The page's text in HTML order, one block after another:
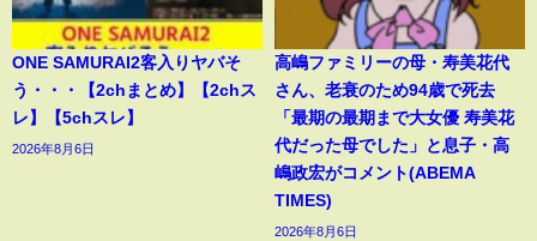
ONE SAMURAI2客入りヤバそ
う・・・【2chまとめ】【2chス
レ】【5chスレ】
2026年8月6日
高嶋ファミリーの母・寿美花代
さん、老衰のため94歳で死去
「最期の最期まで大女優 寿美花
代だった母でした」と息子・高
嶋政宏がコメント(ABEMA
TIMES)
2026年8月6日